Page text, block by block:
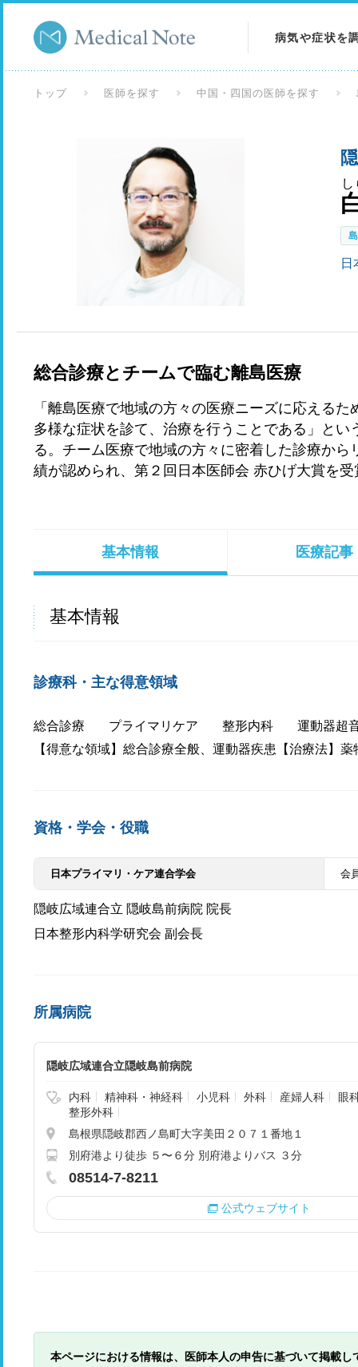
病気や症状を
検査を調べる
トップ 医師を探す 中国・四国の医師を探す
日
総合診療とチームで臨む離島医療
「離島医療で地域の方々の医療ニーズに応える
多様な症状を診て、治療を行うことである」と
る。チーム医療で地域の方々に密着した診療か
績が認められ、第２回日本医師会 赤ひげ大賞を受
基本情報 医療記事
基本情報
診療科・主な得意領域
総合診療 プライマリケア 整形内科
運動器超
【得意な領域】総合診療全般、運動器疾患【治療法】薬
資格・学会・役職
日本プライマリ・ケア連合学会 会
隠岐広域連合立 隠岐島前病院 院長
日本整形内科学研究会 副会長
所属病院
隠岐広域連合立隠岐島前病院
内科 精神科・神経科 小児科 外科 産婦人科
眼
整形外科
島根県隠岐郡西ノ島町大字美田２０７１番地１
別府港より徒歩 ５〜６分 別府港よりバス ３分
08514-7-8211
公式ウェブサイト
本ページにおける情報は、医師本人の申告に基づいて掲載